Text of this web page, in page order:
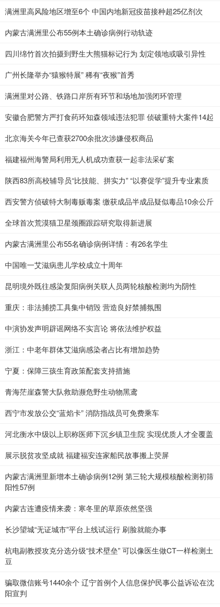
满洲里高风险地区增至6个 中国内地新冠疫苗接种超25亿剂次
内蒙古满洲里公布55例本土确诊病例行动轨迹
四川绵竹首次拍摄到野生大熊猫标记行为 划定领地或吸引异性
广州长隆举办“猿猴特展” 稀有“夜猴”首秀
满洲里对公路、铁路口岸所有环节和场地加强闭环管理
安徽合肥警方严打食药环知森领域违法犯罪 侦破重特大案件14起
北京海关今年已查获2700余批次涉嫌侵权商品
福建福州海警局利用无人机成功查获一起非法采矿案
陕西83所高校辅导员“比技能、拼实力” “以赛促学”提升专业素质
西安警方侦破特大制毒贩毒案 缴获成品半成品疑似毒品10余公斤
全球首次荒漠猫卫星颈圈跟踪研究取得新进展
内蒙古满洲里公布55名确诊病例详情：有26名学生
中国唯一艾滋病患儿学校成立十周年
昆明境外既往感染复阳病例关联人员两轮核酸检测均为阴性
重庆：非法捕捞工具集中销毁 营造良好禁捕氛围
中演协发声明辟谣网络不实言论 将依法维护权益
浙江：中老年群体艾滋病感染者占比有增加趋势
宁夏：保障三孩生育政策配套支持措施
青海茫崖森警大队救助濒危野生动物黑鸢
西宁市发放公交“蓝焰卡” 消防指战员可免费乘车
河北衡水中级以上职称医师下沉乡镇卫生院 实现优质人才全覆盖
展示脱贫攻坚成就 福建福安连家船民故事搬上荧屏
内蒙古满洲里新增本土确诊病例12例 第三轮大规模核酸检测初筛
阳性57例
内蒙古连遭疫情来袭：寒冬里的草原依然坚强
长沙望城“无证城市”平台上线试运行 刷脸就能办事
杭电副教授攻克分选分级“技术壁垒” 可以像医生做CT一样检测土
豆
骗取微信账号1440余个 辽宁首例个人信息保护民事公益诉讼在沈
阳宣判